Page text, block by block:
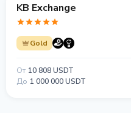
KB Exchange
Gold
От 10 808 USDT
До 1 000 000 USDT